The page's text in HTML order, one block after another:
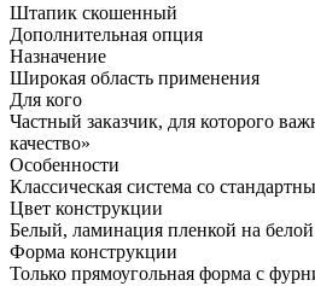
Штапик скошенный
Дополнительная опция
Назначение
Широкая область применения
Для кого
Частный заказчик, для которого
качество»
Особенности
Классическая система со
Цвет конструкции
Белый, ламинация пленкой на
Форма конструкции
Только прямоугольная форма с